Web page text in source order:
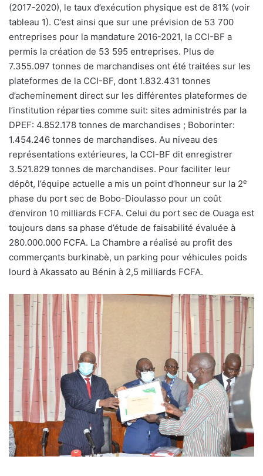
(2017-2020), le taux d’exécution physique est de 81% (voir
tableau 1). C’est ainsi que sur une prévision de 53 700
entreprises pour la mandature 2016-2021, la CCI-BF a
permis la création de 53 595 entreprises. Plus de
7.355.097 tonnes de marchandises ont été traitées sur les
plateformes de la CCI-BF, dont 1.832.431 tonnes
d’acheminement direct sur les différentes plateformes de
l’institution réparties comme suit: sites administrés par la
DPEF: 4.852.178 tonnes de marchandises ; Boborinter:
1.454.246 tonnes de marchandises. Au niveau des
représentations extérieures, la CCI-BF dit enregistrer
3.521.829 tonnes de marchandises. Pour faciliter leur
dépôt, l’équipe actuelle a mis un point d’honneur sur la 2e
phase du port sec de Bobo-Dioulasso pour un coût
d’environ 10 milliards FCFA. Celui du port sec de Ouaga est
toujours dans sa phase d’étude de faisabilité évaluée à
280.000.000 FCFA. La Chambre a réalisé au profit des
commerçants burkinabè, un parking pour véhicules poids
lourd à Akassato au Bénin à 2,5 milliards FCFA.